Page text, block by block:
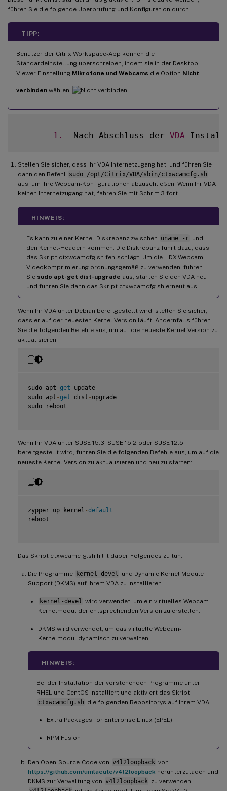
führen Sie die folgende Überprüfung und Konfiguration durch:
TIPP:
Benutzer der Citrix Workspace-App können die
Standardeinstellung überschreiben, indem sie in der Desktop
Viewer-Einstellung Mikrofone und Webcams die Option Nicht
verbinden wählen.
- 1.
  Nach Abschluss der
VDA -
Stellen Sie sicher, dass Ihr VDA Internetzugang hat, und führen Sie
dann den Befehl
sudo /opt/Citrix/VDA/sbin/ctxwcamcfg.sh
aus, um Ihre Webcam-Konfigurationen abzuschließen. Wenn Ihr VDA
keinen Internetzugang hat, fahren Sie mit Schritt 3 fort.
HINWEIS:
Es kann zu einer Kernel-Diskrepanz zwischen uname -r und
den Kernel-Headern kommen. Die Diskrepanz führt dazu, dass
das Skript ctxwcamcfg.sh fehlschlägt. Um die HDX-Webcam-
Videokomprimierung ordnungsgemäß zu verwenden, führen
Sie sudo apt-get dist-upgrade aus, starten Sie den VDA neu
und führen Sie dann das Skript ctxwcamcfg.sh erneut aus.
Wenn Ihr VDA unter Debian bereitgestellt wird, stellen Sie sicher,
dass er auf der neuesten Kernel-Version läuft. Andernfalls führen
Sie die folgenden Befehle aus, um auf die neueste Kernel-Version zu
aktualisieren:
sudo apt -get update
sudo apt -get dist - upgrade
sudo reboot
Wenn Ihr VDA unter SUSE 15.3, SUSE 15.2 oder SUSE 12.5
bereitgestellt wird, führen Sie die folgenden Befehle aus, um auf die
neueste Kernel-Version zu aktualisieren und neu zu starten:
zypper up kernel -default
reboot
Das Skript ctxwcamcfg.sh hilft dabei, Folgendes zu tun:
Die Programme kernel-devel
und Dynamic Kernel Module
Support (DKMS) auf Ihrem VDA zu installieren.
kernel-devel
wird verwendet, um ein virtuelles Webcam-
Kernelmodul der entsprechenden Version zu erstellen.
DKMS wird verwendet, um das virtuelle Webcam-
Kernelmodul dynamisch zu verwalten.
HINWEIS:
Bei der Installation der vorstehenden Programme unter
RHEL und CentOS installiert und aktiviert das Skript
ctxwcamcfg.sh die folgenden Repositorys auf Ihrem VDA:
Extra Packages for Enterprise Linux (EPEL)
RPM Fusion
Den Open-Source-Code von v4l2loopback von
https://github.com/umlaeute/v4l2loopback herunterzuladen und
DKMS zur Verwaltung von v4l2loopback zu verwenden.